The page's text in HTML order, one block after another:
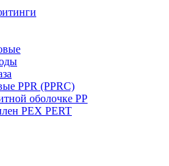
PPR (PPRC)
оболочке PP
PEX PERT